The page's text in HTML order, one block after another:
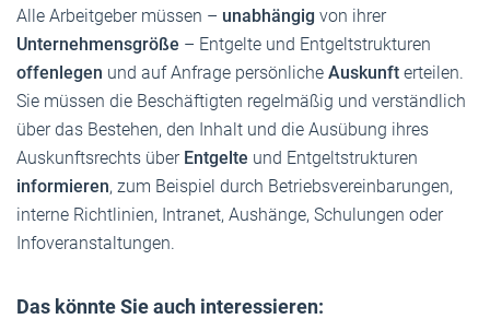
Alle Arbeitgeber müssen – unabhängig von ihrer
Unternehmensgröße – Entgelte und Entgeltstrukturen
offenlegen und auf Anfrage persönliche Auskunft erteilen.
Sie müssen die Beschäftigten regelmäßig und verständlich
über das Bestehen, den Inhalt und die Ausübung ihres
Auskunftsrechts über Entgelte und Entgeltstrukturen
informieren, zum Beispiel durch Betriebsvereinbarungen,
interne Richtlinien, Intranet, Aushänge, Schulungen oder
Infoveranstaltungen.
Das könnte Sie auch interessieren: